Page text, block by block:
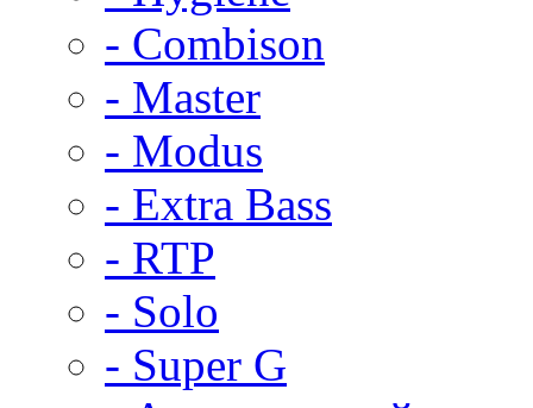
- Combison
- Master
- Modus
- Extra Bass
- RTP
- Solo
- Super G